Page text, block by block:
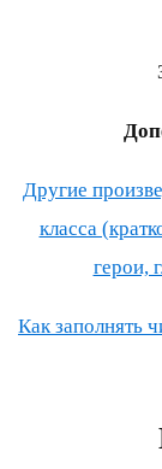
Другие
класса
герои,
Как заполнять